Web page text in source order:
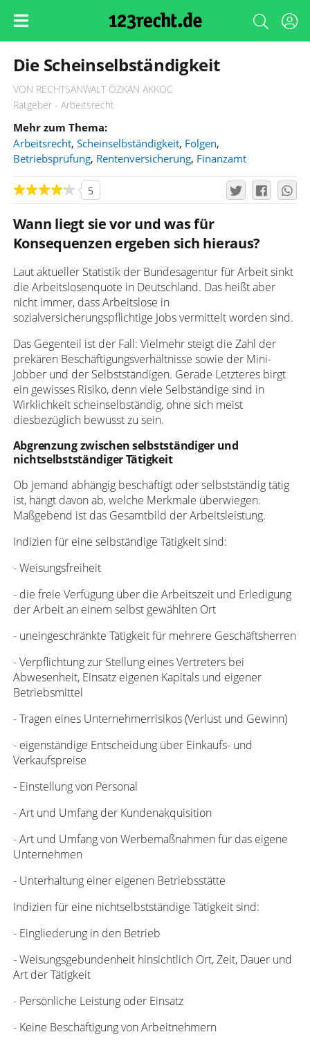
Die Scheinselbständigkeit
VON RECHTSANWALT ÖZKAN AKKOC
Ratgeber - Arbeitsrecht
Mehr zum Thema:
Arbeitsrecht, Scheinselbständigkeit, Folgen,
Betriebsprüfung, Rentenversicherung, Finanzamt
5
Wann liegt sie vor und was für
Konsequenzen ergeben sich hieraus?
Laut aktueller Statistik der Bundesagentur für Arbeit sinkt
die Arbeitslosenquote in Deutschland. Das heißt aber
nicht immer, dass Arbeitslose in
sozialversicherungspflichtige Jobs vermittelt worden sind.
Das Gegenteil ist der Fall: Vielmehr steigt die Zahl der
prekären Beschäftigungsverhältnisse sowie der Mini-
Jobber und der Selbstständigen. Gerade Letzteres birgt
ein gewisses Risiko, denn viele Selbständige sind in
Wirklichkeit scheinselbständig, ohne sich meist
diesbezüglich bewusst zu sein.
Abgrenzung zwischen selbstständiger und
nichtselbstständiger Tätigkeit
Ob jemand abhängig beschäftigt oder selbstständig tätig
ist, hängt davon ab, welche Merkmale überwiegen.
Maßgebend ist das Gesamtbild der Arbeitsleistung.
Indizien für eine selbständige Tätigkeit sind:
- Weisungsfreiheit
- die freie Verfügung über die Arbeitszeit und Erledigung
der Arbeit an einem selbst gewählten Ort
- uneingeschränkte Tätigkeit für mehrere Geschäftsherren
- Verpflichtung zur Stellung eines Vertreters bei
Abwesenheit, Einsatz eigenen Kapitals und eigener
Betriebsmittel
- Tragen eines Unternehmerrisikos (Verlust und Gewinn)
- eigenständige Entscheidung über Einkaufs- und
Verkaufspreise
- Einstellung von Personal
- Art und Umfang der Kundenakquisition
- Art und Umfang von Werbemaßnahmen für das eigene
Unternehmen
- Unterhaltung einer eigenen Betriebsstätte
Indizien für eine nichtselbstständige Tätigkeit sind:
- Eingliederung in den Betrieb
- Weisungsgebundenheit hinsichtlich Ort, Zeit, Dauer und
Art der Tätigkeit
- Persönliche Leistung oder Einsatz
- Keine Beschäftigung von Arbeitnehmern